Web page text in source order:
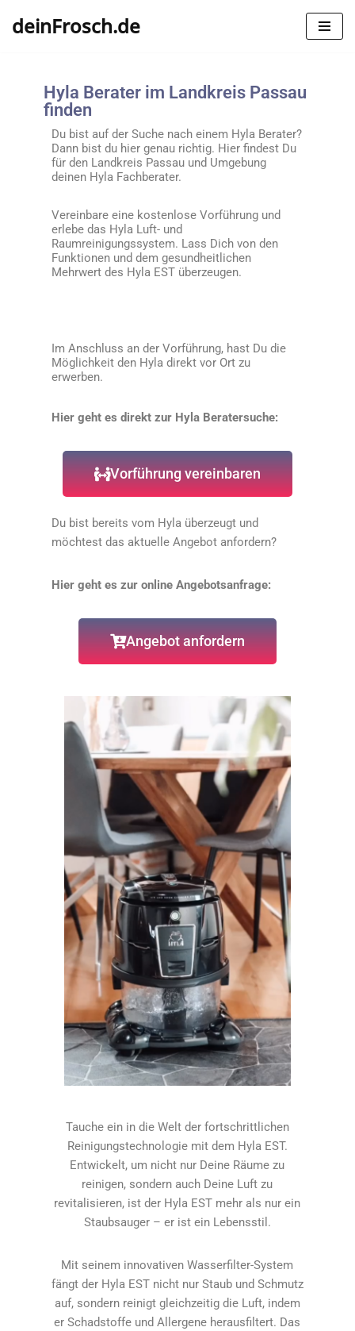
deinFrosch.de
Hyla Berater im Landkreis Passau
finden
Du bist auf der Suche nach einem Hyla Berater?
Dann bist du hier genau richtig. Hier findest Du
für den Landkreis Passau und Umgebung
deinen Hyla Fachberater.
Vereinbare eine kostenlose Vorführung und
erlebe das Hyla Luft- und
Raumreinigungssystem. Lass Dich von den
Funktionen und dem gesundheitlichen
Mehrwert des Hyla EST überzeugen.
Im Anschluss an der Vorführung, hast Du die
Möglichkeit den Hyla direkt vor Ort zu
erwerben.
Hier geht es direkt zur Hyla Beratersuche:
Vorführung vereinbaren
Du bist bereits vom Hyla überzeugt und
möchtest das aktuelle Angebot anfordern?
Hier geht es zur online Angebotsanfrage:
Angebot anfordern
Tauche ein in die Welt der fortschrittlichen
Reinigungstechnologie mit dem Hyla EST.
Entwickelt, um nicht nur Deine Räume zu
reinigen, sondern auch Deine Luft zu
revitalisieren, ist der Hyla EST mehr als nur ein
Staubsauger – er ist ein Lebensstil.
Mit seinem innovativen Wasserfilter-System
fängt der Hyla EST nicht nur Staub und Schmutz
auf, sondern reinigt gleichzeitig die Luft, indem
er Schadstoffe und Allergene herausfiltert. Das